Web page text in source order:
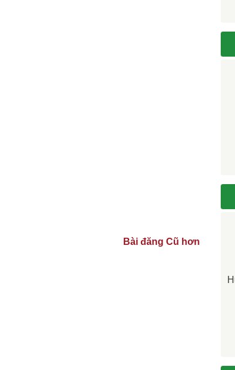
Bài đăng Cũ hơn